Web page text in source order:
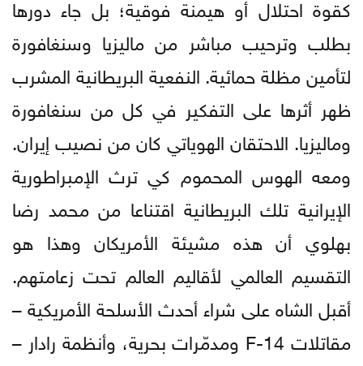
كقوة احتلال أو هيمنة فوقية؛ بل جاء دورها
بطلب وترحيب مباشر من ماليزيا وسنغافورة
لتأمين مظلة حمائية. النفعية البريطانية المشرب
ظهر أثرها على التفكير في كل من سنغافورة
وماليزيا. الاحتقان الهوياتي كان من نصيب إيران.
ومعه الهوس المحموم كي ترث الإمبراطورية
الإيرانية تلك البريطانية اقتناعا من محمد رضا
بهلوي أن هذه مشيئة الأمريكان وهذا هو
التقسيم العالمي لأقاليم العالم تحت زعامتهم.
أقبل الشاه على شراء أحدث الأسلحة الأمريكية –
مقاتلات F-14 ومدمّرات بحرية، وأنظمة رادار –